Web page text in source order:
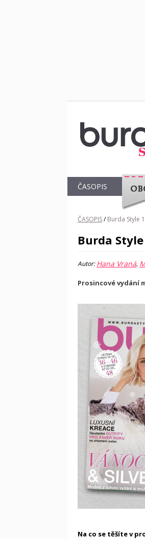
ČASOPIS
ČASOPIS/ Burda Style
Burda
Autor:Hana Vraná,
Prosincové vydání
Na co se těšíte v